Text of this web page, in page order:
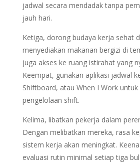
jadwal secara mendadak tanpa
jauh hari.
Ketiga, dorong budaya kerja sehat
menyediakan makanan bergizi di
juga akses ke ruang istirahat yang
Keempat, gunakan aplikasi jadwal
Shiftboard, atau When I Work
pengelolaan shift.
Kelima, libatkan pekerja dalam
Dengan melibatkan mereka, rasa
sistem kerja akan meningkat.
evaluasi rutin minimal setiap tiga